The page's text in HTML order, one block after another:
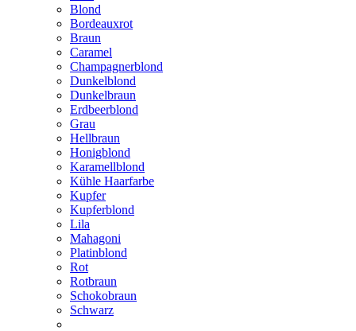
Blond
Bordeauxrot
Braun
Caramel
Champagnerblond
Dunkelblond
Dunkelbraun
Erdbeerblond
Grau
Hellbraun
Honigblond
Karamellblond
Kühle Haarfarbe
Kupfer
Kupferblond
Lila
Mahagoni
Platinblond
Rot
Rotbraun
Schokobraun
Schwarz